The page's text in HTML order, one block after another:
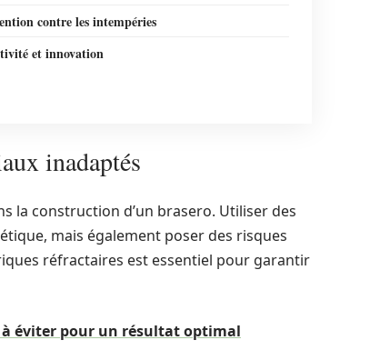
contre les intempéries
et innovation
inadaptés
la construction d’un brasero. Utiliser des
mais également poser des risques
réfractaires est essentiel pour garantir
éviter pour un résultat optimal